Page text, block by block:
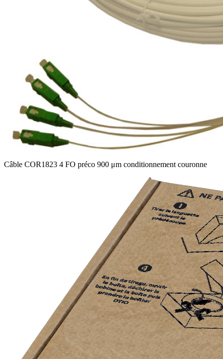
Câble COR1823 4 FO préco 900 μm conditionnement couronne